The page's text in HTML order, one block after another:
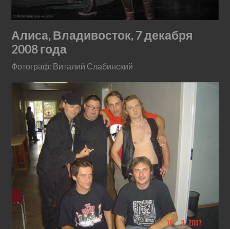
Алиса, Владивосток, 7 декабря
2008 года
Фотограф: Виталий Слабинский